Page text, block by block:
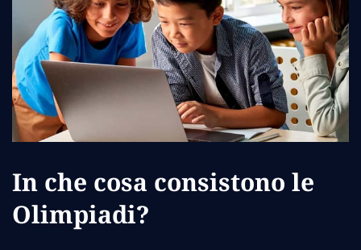
In che cosa consistono le
Olimpiadi?